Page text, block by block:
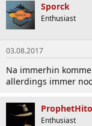
Sporck
Enthusiast
03.08.2017
Na immerhin
allerdings immer
ProphetHito
Enthusiast